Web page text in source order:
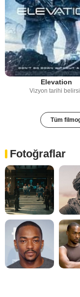
Elevation
Vizyon tarihi
Tüm
Fotoğraflar